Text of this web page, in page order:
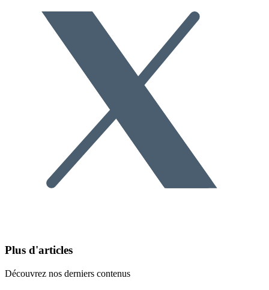
Plus d'articles
Découvrez nos derniers contenus